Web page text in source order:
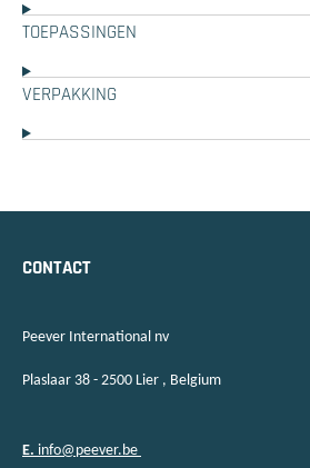
TOEPASSINGEN
VERPAKKING
CONTACT
Peever International nv
Plaslaar 38 - 2500 Lier , Belgium
E. info@peever.be